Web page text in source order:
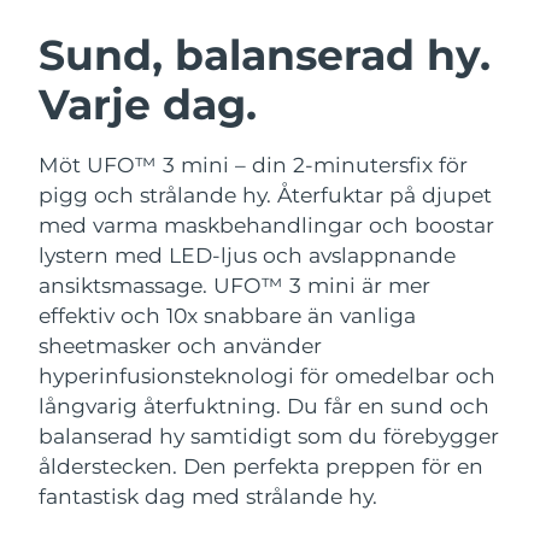
Sund, balanserad hy.
Varje dag.
Möt UFO™ 3 mini – din 2-minutersfix för
pigg och strålande hy. Återfuktar på djupet
med varma maskbehandlingar och boostar
lystern med LED-ljus och avslappnande
ansiktsmassage. UFO™ 3 mini är mer
effektiv och 10x snabbare än vanliga
sheetmasker och använder
hyperinfusionsteknologi för omedelbar och
långvarig återfuktning. Du får en sund och
balanserad hy samtidigt som du förebygger
ålderstecken. Den perfekta preppen för en
fantastisk dag med strålande hy.
LUNA™ 4-paket
Anti-aging massage
LUNA™ 4 Plus
Massage, LED heating
LUNA™ 4 Men
For men, anti-aging massage
BEAR™ 2-paket
Microcurrent toning
BEAR™ 2 go
Microcurrent toning on-the-go
BEAR™ 2 eyes & lips
Microcurrent line smoothing device
Återfuktning
UFO™ 3-paket
Deep facial hydration
UFO™ 3 LED
Near-infrared and red light therapy
device
Munvård
issa™ 4
Hybrid silicone sonic toothbrush
issa™ 4 plus
Smart hybrid silicone sonic toothbrush
FAQ™ ANTI-AGING-BEHANDLING
Anti-aging LED-behandlingar
NEW
Österrike Förväntad leverans
Bahrain
Belgien
Bermuda Förväntad leverans 8/14/26
Bosnien och
Hercegovina
Förväntad leverans
Brunei Förväntad leverans
Bulgarien Förväntad leverans 8/8/26
Kanada Förväntad leverans8/12/26